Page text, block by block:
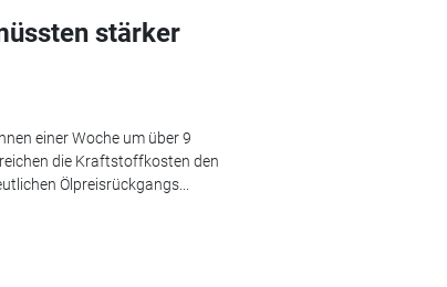
stärker
einer Woche um über 9
die Kraftstoffkosten den
Ölpreisrückgangs...